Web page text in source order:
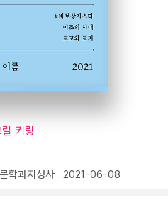
키링
문학과지성사 2021-06-08